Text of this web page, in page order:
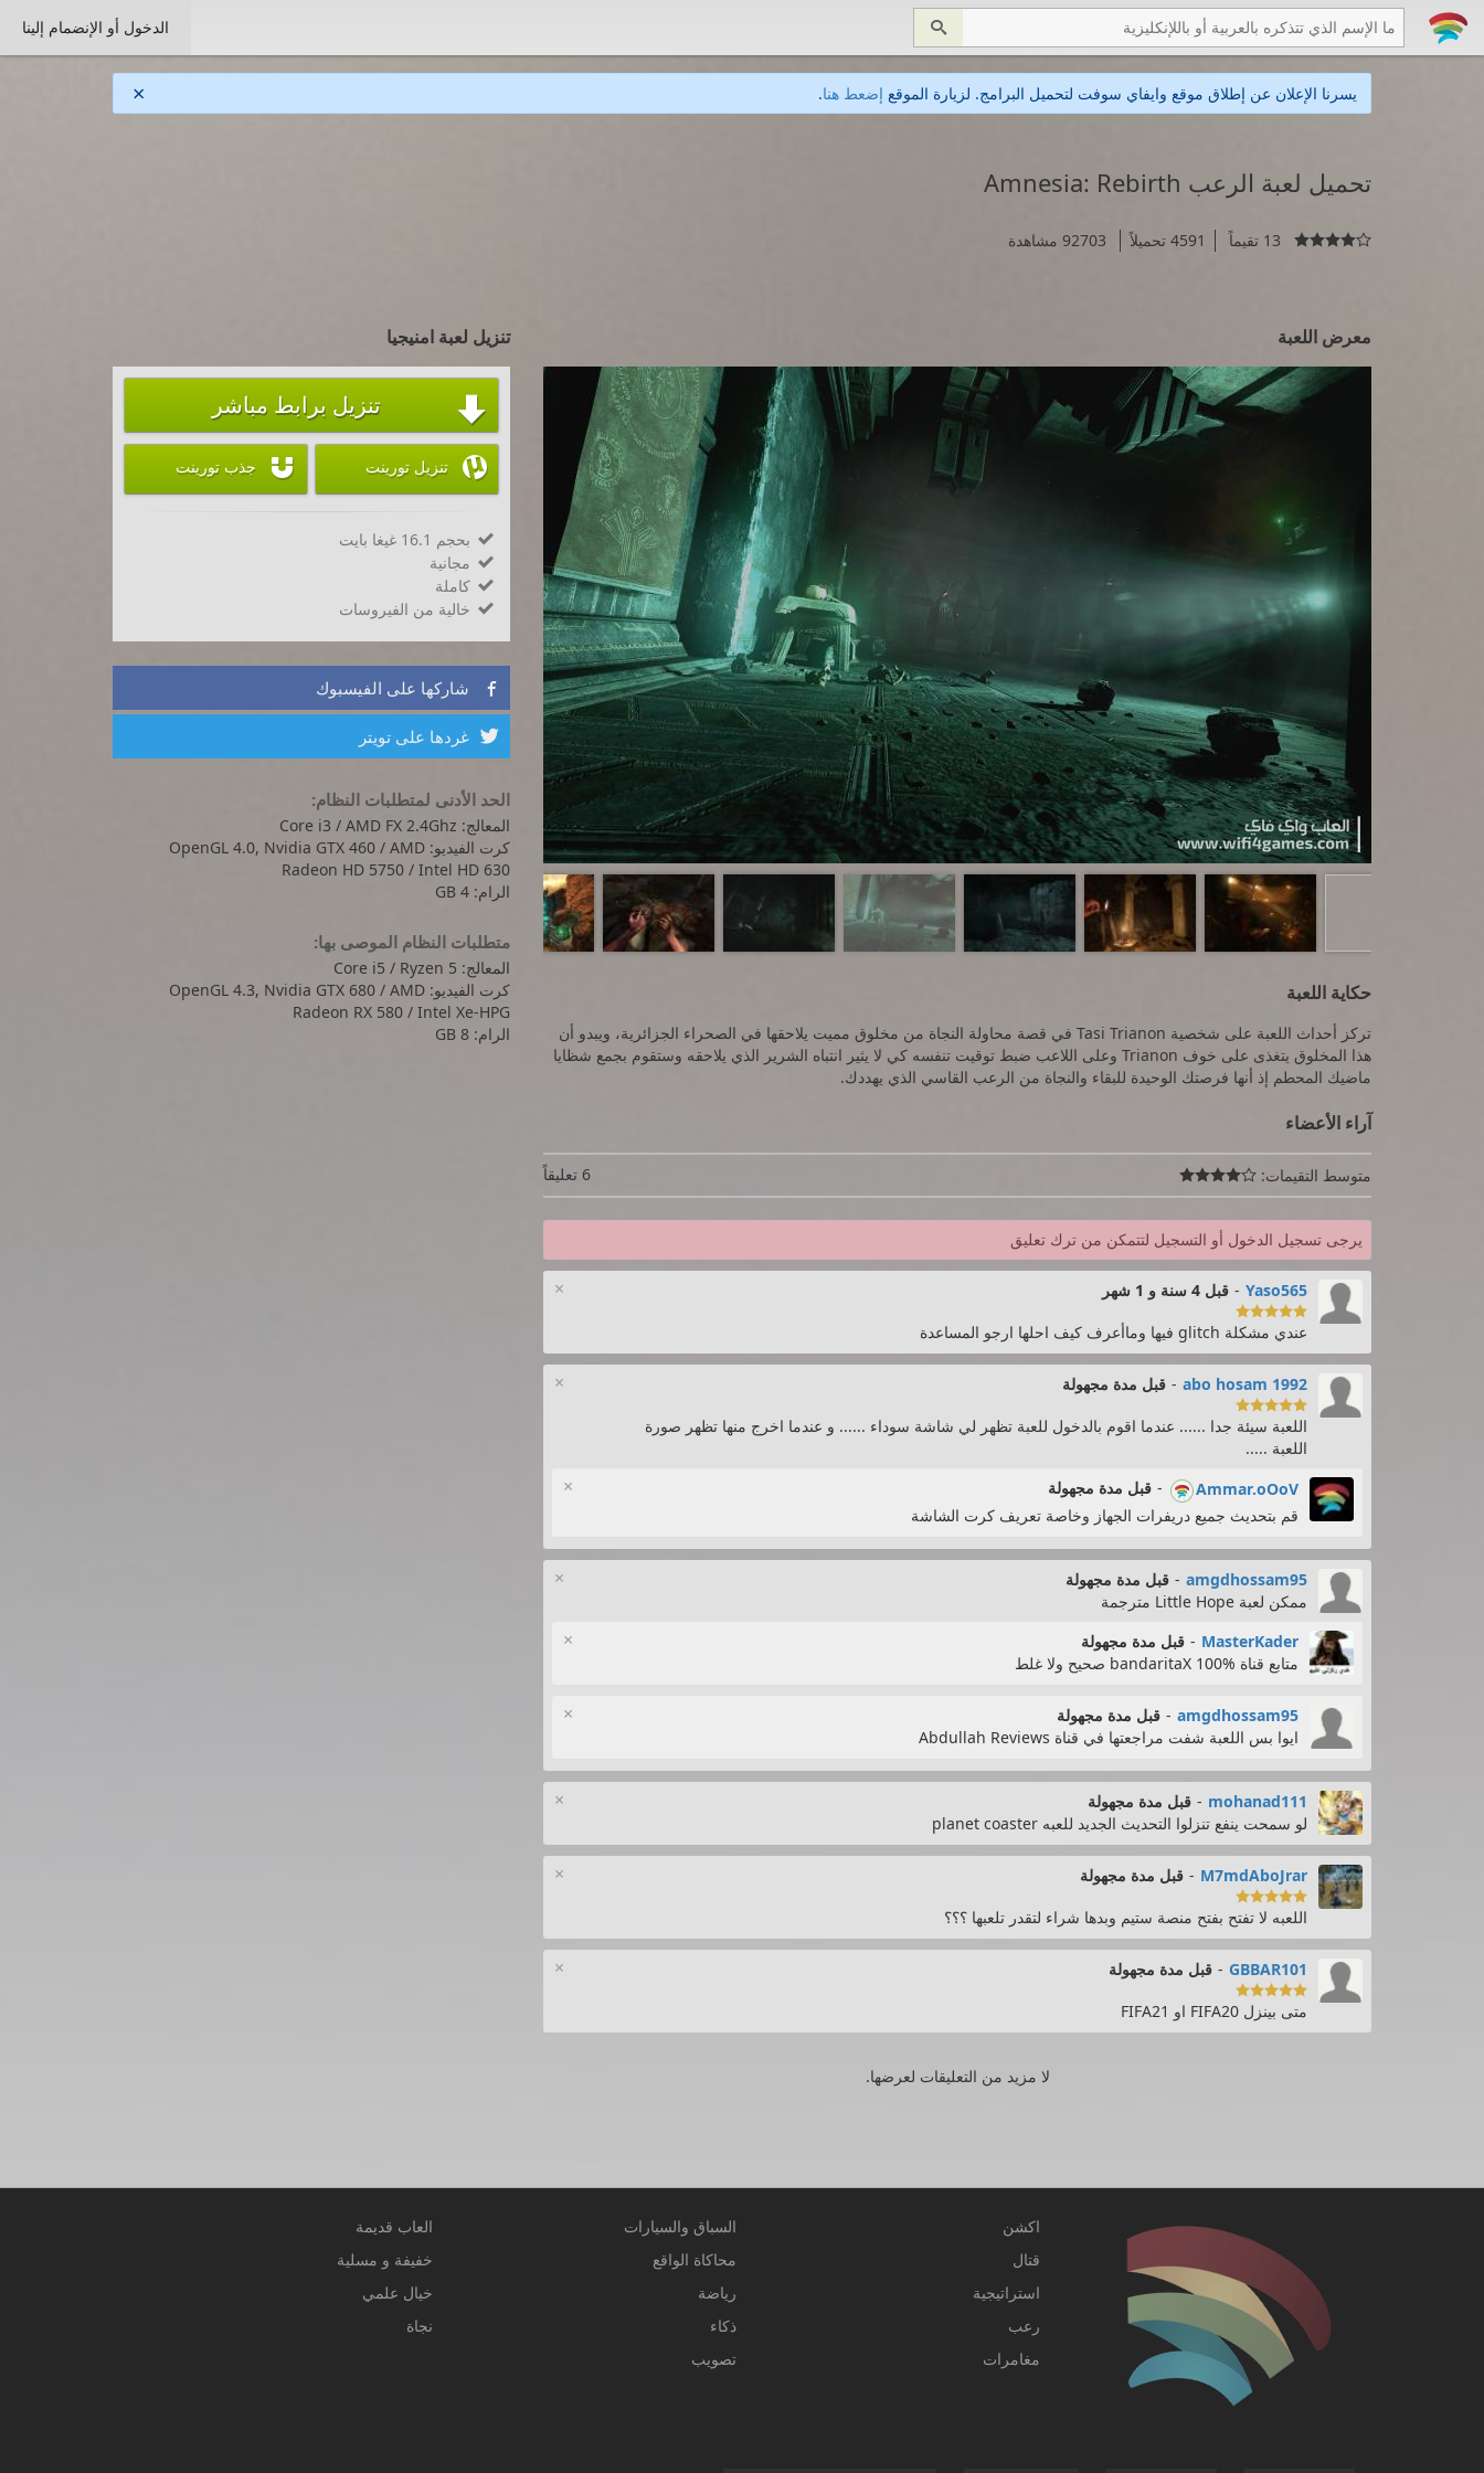
 الدخول أو الإنضمام إلينا
يسرنا الإعلان عن إطلاق موقع وايفاي سوفت لتحميل البرامج. لزيارة الموقع إضعط هنا.
×
تحميل لعبة الرعب Amnesia: Rebirth
 13 تقيماً 4591 تحميلاً 92703 مشاهدة
معرض اللعبة
حكاية اللعبة
تركز أحداث اللعبة على شخصية Tasi Trianon في قصة محاولة النجاة من مخلوق مميت يلاحقها في الصحراء الجزائرية، ويبدو أن
هذا المخلوق يتغذى على خوف Trianon وعلى اللاعب ضبط توقيت تنفسه كي لا يثير انتباه الشرير الذي يلاحقه وستقوم بجمع شظايا
ماضيك المحطم إذ أنها فرصتك الوحيدة للبقاء والنجاة من الرعب القاسي الذي يهددك.
آراء الأعضاء
متوسط التقيمات:  6 تعليقاً
يرجى تسجيل الدخول أو التسجيل لتتمكن من ترك تعليق
× Yaso565
- قبل 4 سنة و 1 شهر

عندي مشكلة glitch فيها وماأعرف كيف احلها ارجو المساعدة
× abo hosam 1992
- قبل مدة مجهولة

اللعبة سيئة جدا ...... عندما اقوم بالدخول للعبة تظهر لي شاشة سوداء ...... و عندما اخرج منها تظهر صورة
اللعبة .....
× Ammar.oOoV
- قبل مدة مجهولة
قم بتحديث جميع دريفرات الجهاز وخاصة تعريف كرت الشاشة
× amgdhossam95
- قبل مدة مجهولة
ممكن لعبة Little Hope مترجمة
× MasterKader
- قبل مدة مجهولة
متابع قناة bandaritaX 100% صحيح ولا غلط
× amgdhossam95
- قبل مدة مجهولة
ايوا بس اللعبة شفت مراجعتها في قناة Abdullah Reviews
× mohanad111
- قبل مدة مجهولة
لو سمحت ينفع تنزلوا التحديث الجديد للعبه planet coaster
× M7mdAboJrar
- قبل مدة مجهولة

اللعبه لا تفتح بفتح منصة ستيم وبدها شراء لتقدر تلعبها ؟؟؟
× GBBAR101
- قبل مدة مجهولة

متى بينزل FIFA20 او FIFA21
لا مزيد من التعليقات لعرضها.
تنزيل لعبة امنيجيا
 تنزيل برابط مباشر
 تنزيل تورينت  جذب تورينت
 بحجم 16.1 غيغا بايت
 مجانية
 كاملة
 خالية من الفيروسات
 شاركها على الفيسبوك
 غردها على تويتر
الحد الأدنى لمتطلبات النظام:
المعالج: Core i3 / AMD FX 2.4Ghz
كرت الفيديو: OpenGL 4.0, Nvidia GTX 460 / AMD
Radeon HD 5750 / Intel HD 630
الرام: 4 GB
متطلبات النظام الموصى بها:
المعالج: Core i5 / Ryzen 5
كرت الفيديو: OpenGL 4.3, Nvidia GTX 680 / AMD
Radeon RX 580 / Intel Xe-HPG
الرام: 8 GB
اكشن
قتال
استراتيجية
رعب
مغامرات
السباق والسيارات
محاكاة الواقع
رياضة
ذكاء
تصويب
العاب قديمة
خفيفة و مسلية
خيال علمي
نجاة